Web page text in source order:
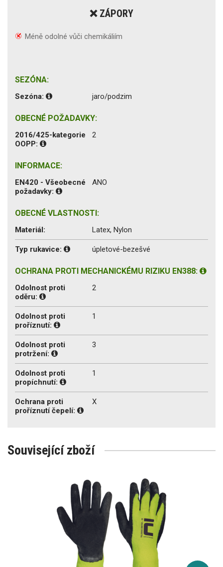
❌ ZÁPORY
Méně odolné vůči chemikáliím
SEZÓNA:
Sezóna: jaro/podzim
OBECNÉ POŽADAVKY:
2016/425-kategorie
OOPP:
2
INFORMACE:
EN420 - Všeobecné
požadavky:
ANO
OBECNÉ VLASTNOSTI:
Materiál: Latex, Nylon
Typ rukavice: úpletové-bezešvé
OCHRANA PROTI MECHANICKÉMU RIZIKU EN388:
Odolnost proti
oděru:
2
Odolnost proti
proříznutí:
1
Odolnost proti
protržení:
3
Odolnost proti
propíchnutí:
1
Ochrana proti
proříznutí čepelí:
X
Související zboží